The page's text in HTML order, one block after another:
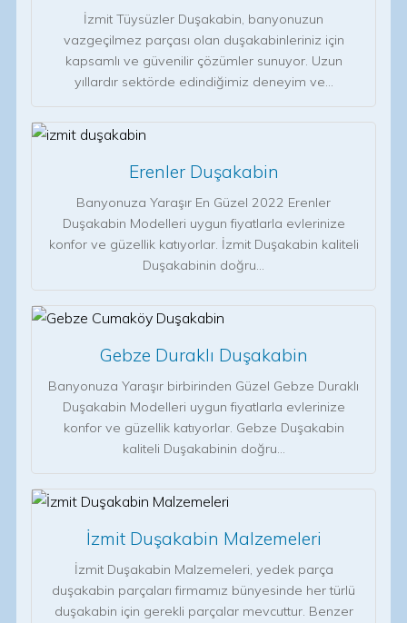
İzmit Tüysüzler Duşakabin, banyonuzun
vazgeçilmez parçası olan duşakabinleriniz için
kapsamlı ve güvenilir çözümler sunuyor. Uzun
yıllardır sektörde edindiğimiz deneyim ve…
Erenler Duşakabin
Banyonuza Yaraşır En Güzel 2022 Erenler
Duşakabin Modelleri uygun fiyatlarla evlerinize
konfor ve güzellik katıyorlar. İzmit Duşakabin kaliteli
Duşakabinin doğru…
Gebze Duraklı Duşakabin
Banyonuza Yaraşır birbirinden Güzel Gebze Duraklı
Duşakabin Modelleri uygun fiyatlarla evlerinize
konfor ve güzellik katıyorlar. Gebze Duşakabin
kaliteli Duşakabinin doğru…
İzmit Duşakabin Malzemeleri
İzmit Duşakabin Malzemeleri, yedek parça
duşakabin parçaları firmamız bünyesinde her türlü
duşakabin için gerekli parçalar mevcuttur. Benzer